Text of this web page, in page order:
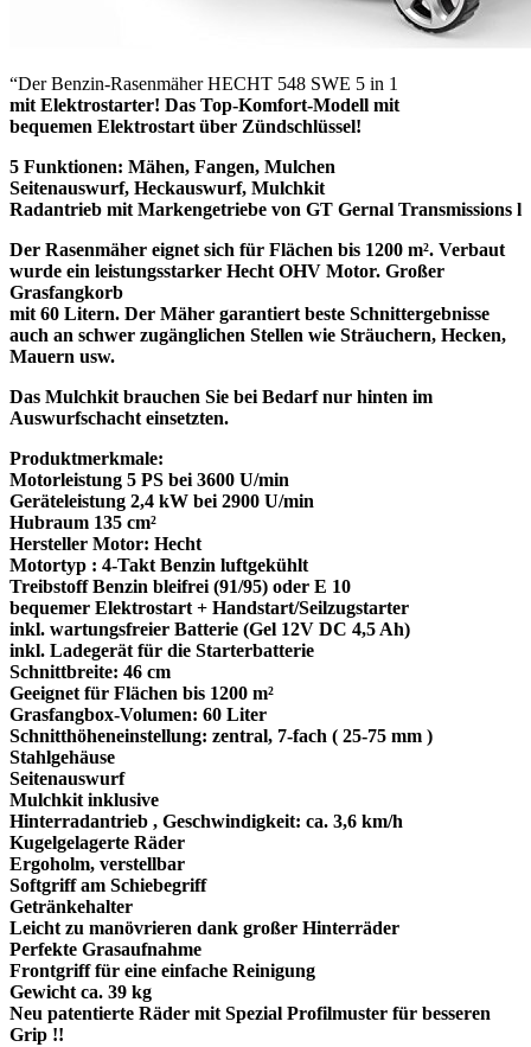
“Der Benzin-Rasenmäher HECHT 548 SWE 5 in 1
mit Elektrostarter! Das Top-Komfort-Modell mit
bequemen Elektrostart über Zündschlüssel!
5 Funktionen: Mähen, Fangen, Mulchen
Seitenauswurf, Heckauswurf, Mulchkit
Radantrieb mit Markengetriebe von GT Gernal Transmissions l
Der Rasenmäher eignet sich für Flächen bis 1200 m². Verbaut
wurde ein leistungsstarker Hecht OHV Motor. Großer
Grasfangkorb
mit 60 Litern. Der Mäher garantiert beste Schnittergebnisse
auch an schwer zugänglichen Stellen wie Sträuchern, Hecken,
Mauern usw.
Das Mulchkit brauchen Sie bei Bedarf nur hinten im
Auswurfschacht einsetzten.
Produktmerkmale:
Motorleistung 5 PS bei 3600 U/min
Geräteleistung 2,4 kW bei 2900 U/min
Hubraum 135 cm²
Hersteller Motor: Hecht
Motortyp : 4-Takt Benzin luftgekühlt
Treibstoff Benzin bleifrei (91/95) oder E 10
bequemer Elektrostart + Handstart/Seilzugstarter
inkl. wartungsfreier Batterie (Gel 12V DC 4,5 Ah)
inkl. Ladegerät für die Starterbatterie
Schnittbreite: 46 cm
Geeignet für Flächen bis 1200 m²
Grasfangbox-Volumen: 60 Liter
Schnitthöheneinstellung: zentral, 7-fach ( 25-75 mm )
Stahlgehäuse
Seitenauswurf
Mulchkit inklusive
Hinterradantrieb , Geschwindigkeit: ca. 3,6 km/h
Kugelgelagerte Räder
Ergoholm, verstellbar
Softgriff am Schiebegriff
Getränkehalter
Leicht zu manövrieren dank großer Hinterräder
Perfekte Grasaufnahme
Frontgriff für eine einfache Reinigung
Gewicht ca. 39 kg
Neu patentierte Räder mit Spezial Profilmuster für besseren
Grip !!